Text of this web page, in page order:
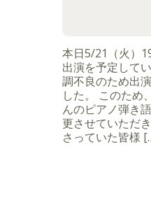
本日5/21（火）
出演を予定して
調不良のため出
した。 このため
んのピアノ弾き
更させていただ
さっていた皆様